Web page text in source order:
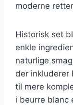
moderne
Historisk set
enkle
naturlige
der inkluderer
til mere
i beurre blanc